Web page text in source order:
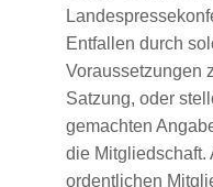
Entfallen durch
Voraussetzungen
Satzung, oder
gemachten
die Mitgliedschaft.
ordentlichen